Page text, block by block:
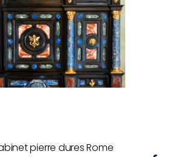
pierre dures Rome